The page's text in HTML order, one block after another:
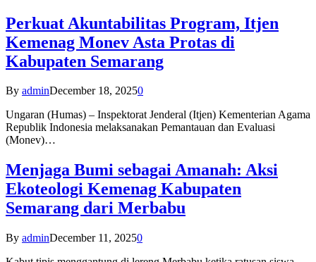
Perkuat Akuntabilitas Program, Itjen
Kemenag Monev Asta Protas di
Kabupaten Semarang
By adminDecember 18, 20250
Ungaran (Humas) – Inspektorat Jenderal (Itjen) Kementerian Agama
Republik Indonesia melaksanakan Pemantauan dan Evaluasi
(Monev)…
Menjaga Bumi sebagai Amanah: Aksi
Ekoteologi Kemenag Kabupaten
Semarang dari Merbabu
By adminDecember 11, 20250